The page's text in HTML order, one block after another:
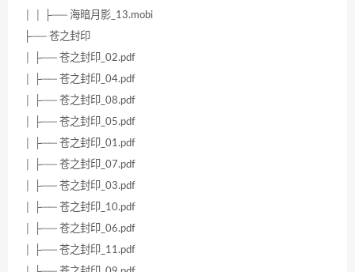
│ │ ├── 海暗月影_13.mobi
├── 苍之封印
│ ├── 苍之封印_02.pdf
│ ├── 苍之封印_04.pdf
│ ├── 苍之封印_08.pdf
│ ├── 苍之封印_05.pdf
│ ├── 苍之封印_01.pdf
│ ├── 苍之封印_07.pdf
│ ├── 苍之封印_03.pdf
│ ├── 苍之封印_10.pdf
│ ├── 苍之封印_06.pdf
│ ├── 苍之封印_11.pdf